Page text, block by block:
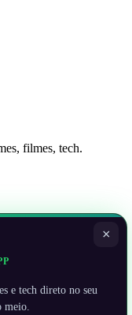
filmes, tech.
×
e tech direto no seu